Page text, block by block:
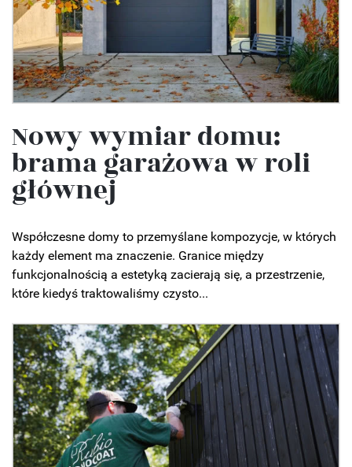
Nowy wymiar domu:
brama garażowa w roli
głównej
Współczesne domy to przemyślane kompozycje, w których
każdy element ma znaczenie. Granice między
funkcjonalnością a estetyką zacierają się, a przestrzenie,
które kiedyś traktowaliśmy czysto...